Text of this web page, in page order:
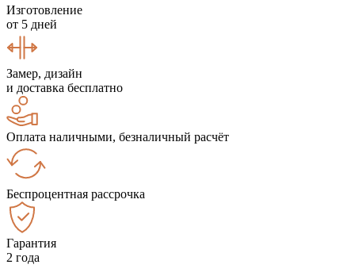
Изготовление
от 5 дней
Замер, дизайн
и доставка бесплатно
Оплата наличными, безналичный расчёт
Беспроцентная рассрочка
Гарантия
2 года